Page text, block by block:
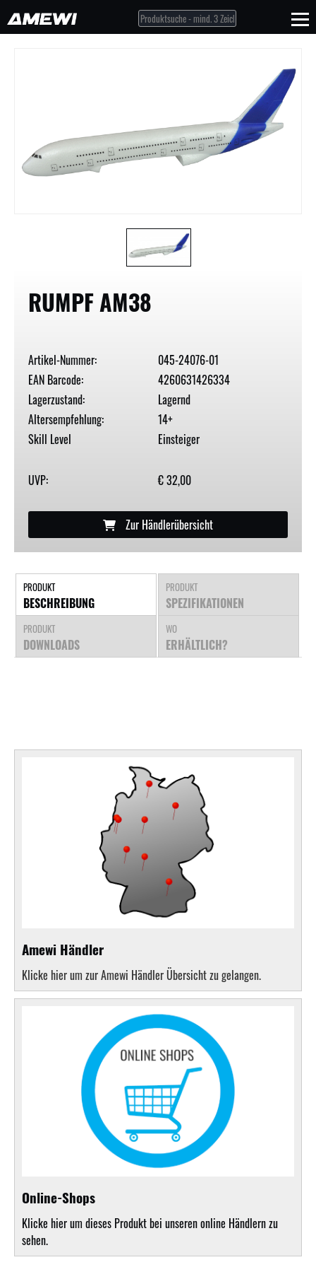
RUMPF AM38
Artikel-Nummer:
045-24076-01
EAN Barcode:
4260631426334
Lagerzustand:
Lagernd
Altersempfehlung:
14+
Skill Level
Einsteiger
UVP: € 32,00
Zur Händlerübersicht
PRODUKT
BESCHREIBUNG
PRODUKT
SPEZIFIKATIONEN
PRODUKT
DOWNLOADS
WO
ERHÄLTLICH?
Amewi Händler
Klicke hier um zur Amewi Händler Übersicht zu gelangen.
Online-Shops
Klicke hier um dieses Produkt bei unseren online Händlern zu
sehen.